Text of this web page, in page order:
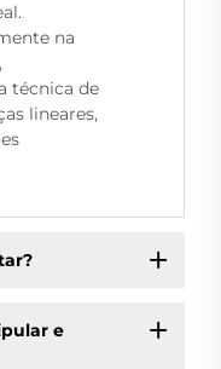
na
técnica de
lineares,
e